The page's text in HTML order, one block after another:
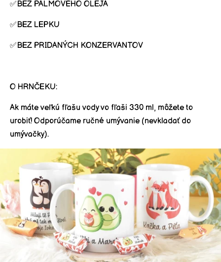
✅BEZ PALMOVÉHO OLEJA
✅BEZ LEPKU
✅BEZ PRIDANÝCH KONZERVANTOV
O HRNČEKU:
Ak máte veľkú fľašu vody vo fľaši 330 ml, môžete to
urobiť! Odporúčame ručné umývanie (nevkladať do
umývačky).